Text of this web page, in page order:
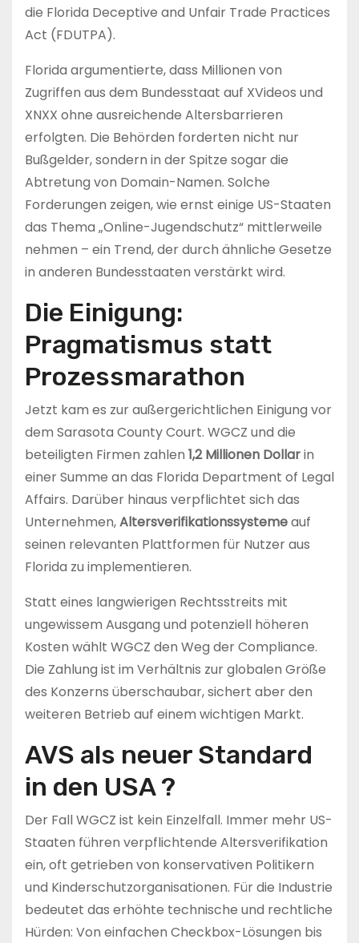
die Florida Deceptive and Unfair Trade Practices
Act (FDUTPA).
Florida argumentierte, dass Millionen von
Zugriffen aus dem Bundesstaat auf XVideos und
XNXX ohne ausreichende Altersbarrieren
erfolgten. Die Behörden forderten nicht nur
Bußgelder, sondern in der Spitze sogar die
Abtretung von Domain-Namen. Solche
Forderungen zeigen, wie ernst einige US-Staaten
das Thema „Online-Jugendschutz“ mittlerweile
nehmen – ein Trend, der durch ähnliche Gesetze
in anderen Bundesstaaten verstärkt wird.
Die Einigung:
Pragmatismus statt
Prozessmarathon
Jetzt kam es zur außergerichtlichen Einigung vor
dem Sarasota County Court. WGCZ und die
beteiligten Firmen zahlen 1,2 Millionen Dollarin
einer Summe an das Florida Department of Legal
Affairs. Darüber hinaus verpflichtet sich das
Unternehmen,Altersverifikationssystemeauf
seinen relevanten Plattformen für Nutzer aus
Florida zu implementieren.
Statt eines langwierigen Rechtsstreits mit
ungewissem Ausgang und potenziell höheren
Kosten wählt WGCZ den Weg der Compliance.
Die Zahlung ist im Verhältnis zur globalen Größe
des Konzerns überschaubar, sichert aber den
weiteren Betrieb auf einem wichtigen Markt.
AVS als neuer Standard
in den USA ?
Der Fall WGCZ ist kein Einzelfall. Immer mehr US-
Staaten führen verpflichtende Altersverifikation
ein, oft getrieben von konservativen Politikern
und Kinderschutzorganisationen. Für die Industrie
bedeutet das erhöhte technische und rechtliche
Hürden: Von einfachen Checkbox-Lösungen bis